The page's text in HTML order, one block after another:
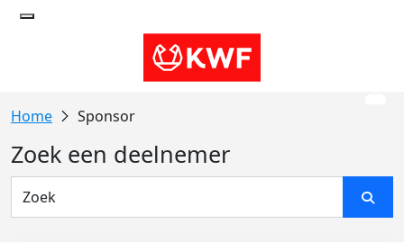
Sponsor
Zoek een deelnemer